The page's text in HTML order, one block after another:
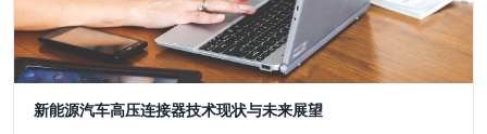
新能源汽车高压连接器技术现状与未来展望